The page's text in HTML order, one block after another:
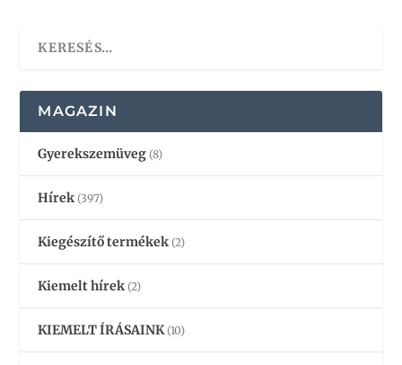
MAGAZIN
Gyerekszemüveg (8)
Hírek (397)
Kiegészítő termékek (2)
Kiemelt hírek (2)
KIEMELT ÍRÁSAINK(10)